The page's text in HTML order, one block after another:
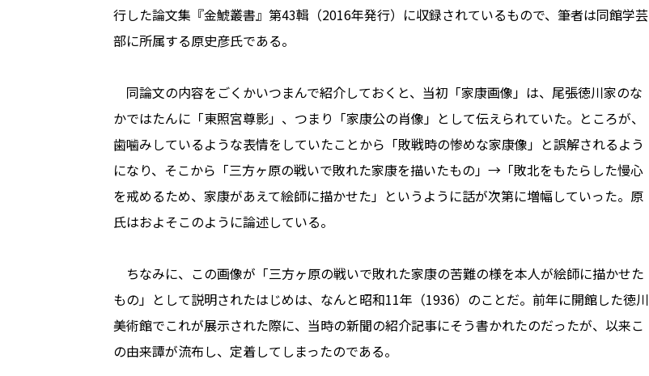
行した論文集『金鯱叢書』第43輯（2016年発行）に収録されているもので、筆者は同館学芸
部に所属する原史彦氏である。
同論文の内容をごくかいつまんで紹介しておくと、当初「家康画像」は、尾張徳川家のな
かではたんに「東照宮尊影」、つまり「家康公の肖像」として伝えられていた。ところが、
歯噛みしているような表情をしていたことから「敗戦時の惨めな家康像」と誤解されるよう
になり、そこから「三方ヶ原の戦いで敗れた家康を描いたもの」→「敗北をもたらした慢心
を戒めるため、家康があえて絵師に描かせた」というように話が次第に増幅していった。――原
氏はおよそこのように論述している。
ちなみに、この画像が「三方ヶ原の戦いで敗れた家康の苦難の様を本人が絵師に描かせた
もの」として説明されたはじめは、なんと昭和11年（1936）のことだ。前年に開館した徳川
美術館でこれが展示された際に、当時の新聞の紹介記事にそう書かれたのだったが、以来こ
の由来譚が流布し、定着してしまったのである。